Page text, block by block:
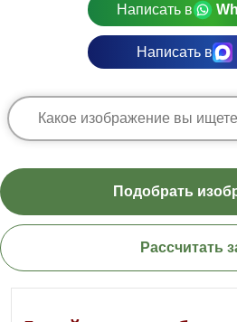
Написать в
Написать в
Подобрать
Рассчитать